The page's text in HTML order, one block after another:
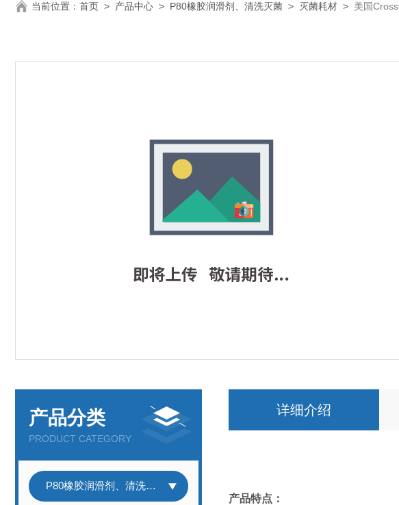
当前位置： 首页 > 产品中心 > P80橡胶润滑剂、清洗灭菌 > 灭菌耗材 > 美国
产品分类
PRODUCT CATEGORY
P80橡胶润滑剂、清洗灭菌
详细介绍
产品特点：